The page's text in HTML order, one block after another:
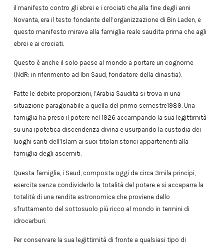
il manifesto contro gli ebrei e i crociati che,alla fine degli anni
Novanta, era il testo fondante dell’organizzazione di Bin Laden, e
questo manifesto mirava alla famiglia reale saudita prima che agli
ebrei e ai crociati.
Questo è anche il solo paese al mondo a portare un cognome
(NdR: in riferimento ad Ibn Saud, fondatore della dinastia).
Fatte le debite proporzioni, l’Arabia Saudita si trova in una
situazione paragonabile a quella del primo semestre1989. Una
famiglia ha preso il potere nel 1926 accampando la sua legittimità
su una ipotetica discendenza divina e usurpando la custodia dei
luoghi santi dell’Islam ai suoi titolari storici appartenenti alla
famiglia degli ascemiti.
Questa famiglia, i Saud, composta oggi da circa 3mila principi,
esercita senza condividerlo la totalità del potere e si accaparra la
totalità di una rendita astronomica che proviene dallo
sfruttamento del sottosuolo più ricco al mondo in termini di
idrocarburi.
Per conservare la sua legittimità di fronte a qualsiasi tipo di